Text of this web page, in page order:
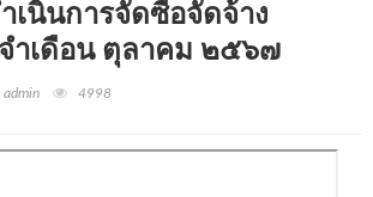
เนินการจัดซื้อจัดจ้าง
จำเดือน ตุลาคม ๒๕๖๗
admin 4998